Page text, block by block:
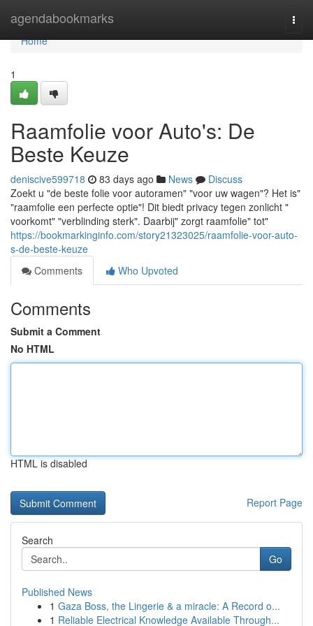
agendabookmarks
Home
Home
1
Raamfolie voor Auto's: De
Beste Keuze
deniscive599718 83 days ago News
Discuss
Zoekt u "de beste folie voor autoramen" "voor uw wagen"? Het is"
"raamfolie een perfecte optie"! Dit biedt privacy tegen zonlicht "
voorkomt" "verblinding sterk". Daarbij" zorgt raamfolie" tot"
https://bookmarkinginfo.com/story21323025/raamfolie-voor-auto-
s-de-beste-keuze
Comments
Who Upvoted
Comments
Submit a Comment
No HTML
HTML is disabled
Report Page
Search
Go
Published News
1 Gaza Boss, the Lingerie & a miracle: A Record o...
1 Reliable Electrical Knowledge Available Through...